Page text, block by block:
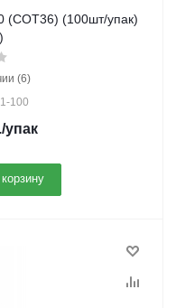
(COT36) (100шт/упак)
(6)
100
/упак